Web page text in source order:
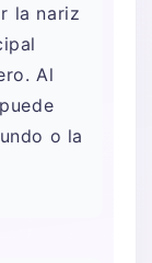
la nariz
Al
o la